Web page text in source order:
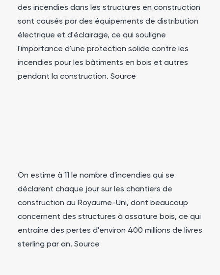
des incendies dans les structures en construction
sont causés par des équipements de distribution
électrique et d'éclairage, ce qui souligne
l'importance d'une protection solide contre les
incendies pour les bâtiments en bois et autres
pendant la construction. Source
On estime à 11 le nombre d'incendies qui se
déclarent chaque jour sur les chantiers de
construction au Royaume-Uni, dont beaucoup
concernent des structures à ossature bois, ce qui
entraîne des pertes d'environ 400 millions de livres
sterling par an. Source